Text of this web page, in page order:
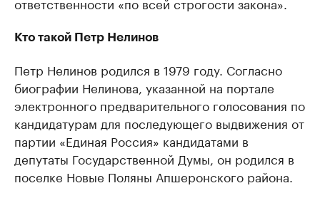
Кто такой Петр Нелинов
Петр Нелинов родился в 1979 году. Согласно
биографии Нелинова, указанной на портале
электронного предварительного голосования по
кандидатурам для последующего выдвижения от
партии «Единая Россия» кандидатами в
депутаты Государственной Думы, он родился в
поселке Новые Поляны Апшеронского района.